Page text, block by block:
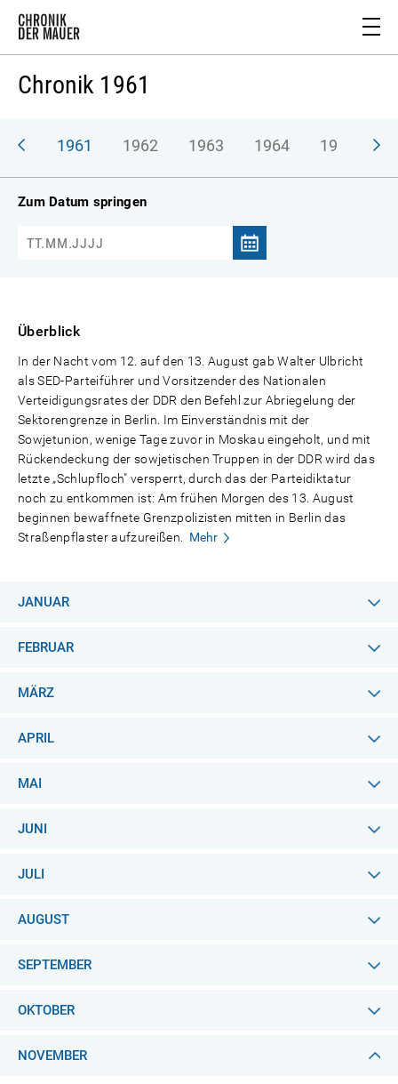
Chronik 1961
1961 1962 1963 1964 1965
Zum Datum springen
Überblick
In der Nacht vom 12. auf den 13. August gab Walter Ulbricht
als SED-Parteiführer und Vorsitzender des Nationalen
Verteidigungsrates der DDR den Befehl zur Abriegelung der
Sektorengrenze in Berlin. Im Einverständnis mit der
Sowjetunion, wenige Tage zuvor in Moskau eingeholt, und mit
Rückendeckung der sowjetischen Truppen in der DDR wird das
letzte „Schlupfloch" versperrt, durch das der Parteidiktatur
noch zu entkommen ist: Am frühen Morgen des 13. August
beginnen bewaffnete Grenzpolizisten mitten in Berlin das
Straßenpflaster aufzureißen.
Mehr
JANUAR
FEBRUAR
MÄRZ
APRIL
MAI
JUNI
JULI
AUGUST
SEPTEMBER
OKTOBER
NOVEMBER